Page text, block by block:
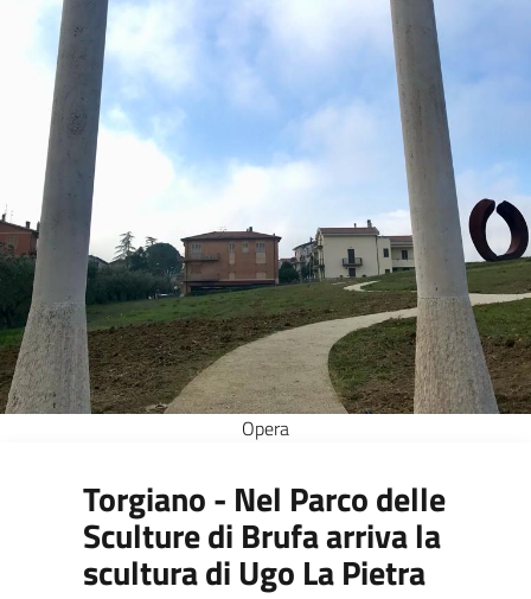
Opera
Torgiano - Nel Parco delle
Sculture di Brufa arriva la
scultura di Ugo La Pietra